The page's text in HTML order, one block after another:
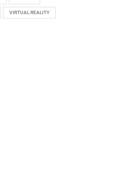
VIRTUAL REALITY